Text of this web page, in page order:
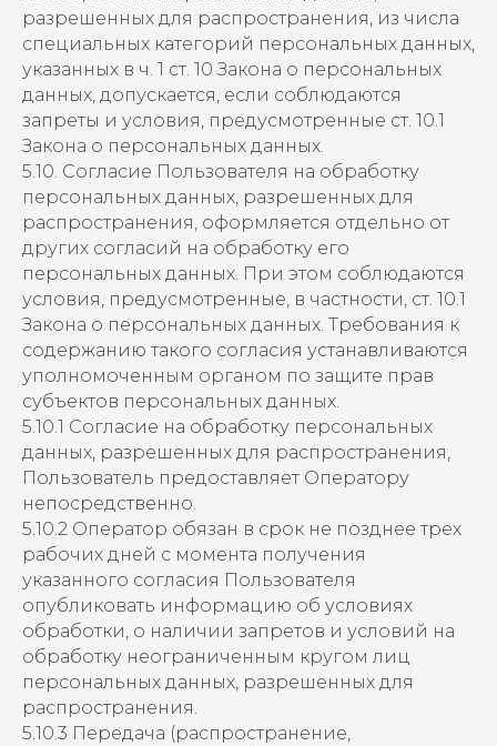
разрешенных для распространения, из числа
специальных категорий персональных данных,
указанных в ч. 1 ст. 10 Закона о персональных
данных, допускается, если соблюдаются
запреты и условия, предусмотренные ст. 10.1
Закона о персональных данных.
5.10. Согласие Пользователя на обработку
персональных данных, разрешенных для
распространения, оформляется отдельно от
других согласий на обработку его
персональных данных. При этом соблюдаются
условия, предусмотренные, в частности, ст. 10.1
Закона о персональных данных. Требования к
содержанию такого согласия устанавливаются
уполномоченным органом по защите прав
субъектов персональных данных.
5.10.1 Согласие на обработку персональных
данных, разрешенных для распространения,
Пользователь предоставляет Оператору
непосредственно.
5.10.2 Оператор обязан в срок не позднее трех
рабочих дней с момента получения
указанного согласия Пользователя
опубликовать информацию об условиях
обработки, о наличии запретов и условий на
обработку неограниченным кругом лиц
персональных данных, разрешенных для
распространения.
5.10.3 Передача (распространение,